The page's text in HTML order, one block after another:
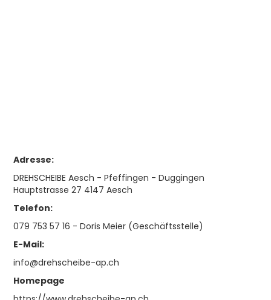
Adresse:
DREHSCHEIBE Aesch - Pfeffingen - Duggingen
Hauptstrasse 27 4147 Aesch
Telefon:
079 753 57 16 - Doris Meier (Geschäftsstelle)
E-Mail:
info@drehscheibe-ap.ch
Homepage